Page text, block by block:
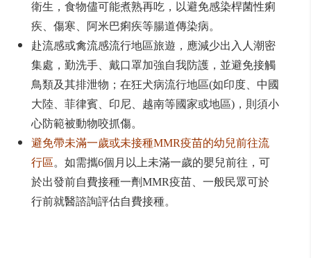
衛生，食物儘可能煮熟再吃，以避免感染桿菌性痢
疾、傷寒、阿米巴痢疾等腸道傳染病。
赴流感或禽流感流行地區旅遊，應減少出入人潮密
集處，勤洗手、戴口罩加強自我防護，並避免接觸
鳥類及其排泄物；在狂犬病流行地區(如印度、中國
大陸、菲律賓、印尼、越南等國家或地區)，則須小
心防範被動物咬抓傷。
避免帶未滿一歲或未接種MMR疫苗的幼兒前往流
行區。如需攜6個月以上未滿一歲的嬰兒前往，可
於出發前自費接種一劑MMR疫苗、一般民眾可於
行前就醫諮詢評估自費接種。